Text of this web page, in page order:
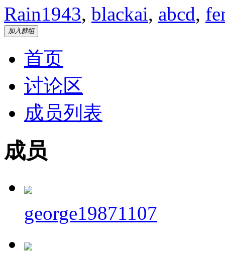
Rain1943, blackai, abcd,
加入群组
首页
讨论区
成员列表
成员
george19871107